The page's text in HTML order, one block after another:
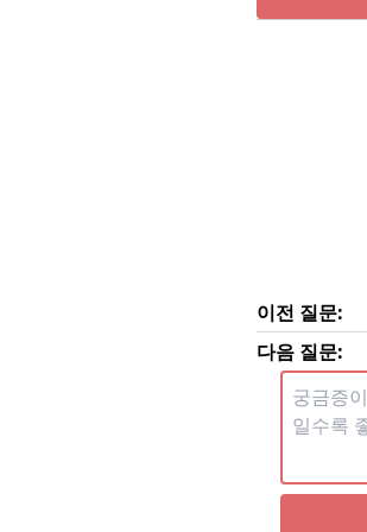
이전 질문:
다음 질문: